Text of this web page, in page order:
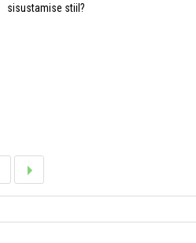
sisustamise stiil?